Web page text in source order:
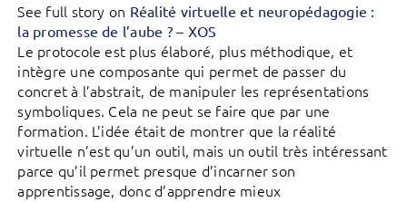
See full story on Réalité virtuelle et neuropédagogie :
la promesse de l’aube ? – XOS
Le protocole est plus élaboré, plus méthodique, et
intègre une composante qui permet de passer du
concret à l’abstrait, de manipuler les représentations
symboliques. Cela ne peut se faire que par une
formation. L’idée était de montrer que la réalité
virtuelle n’est qu’un outil, mais un outil très intéressant
parce qu’il permet presque d’incarner son
apprentissage, donc d’apprendre mieux